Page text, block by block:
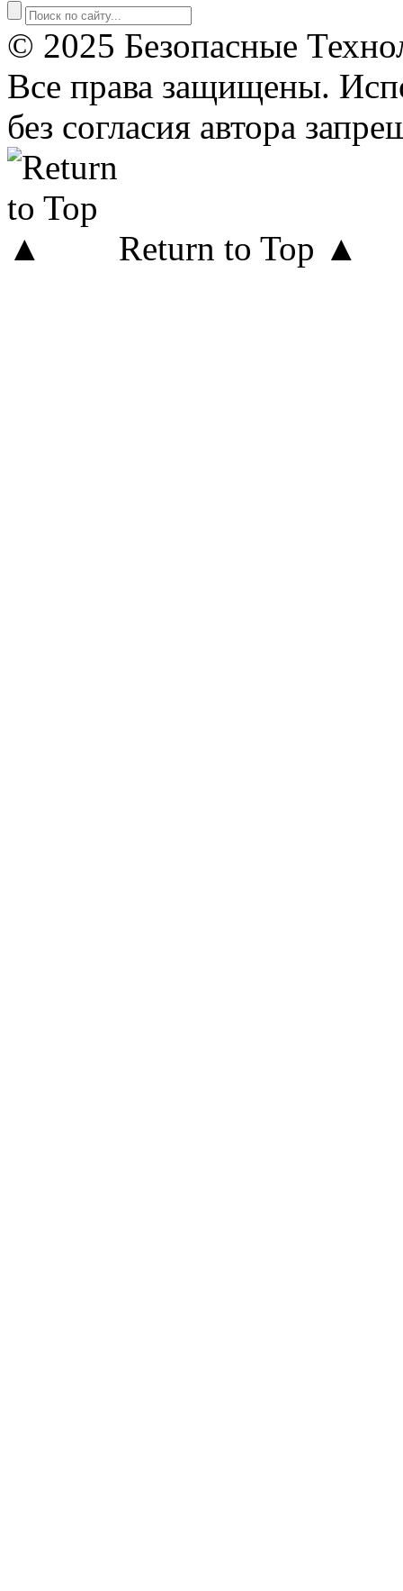
© 2025 Безопасные
Все права защищены.
без согласия автора
Return to Top ▲